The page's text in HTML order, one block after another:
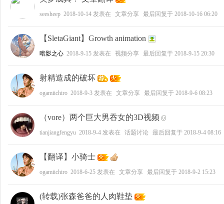
seesheep 2018-10-14 发表在 文章分享 最后回复于 2018-10-16 06:20
【SletaGiant】Growth animation
暗影之心 2018-9-15 发表在 视频分享 最后回复于 2018-9-15 20:30
射精造成的破坏
ogamiichiro 2018-9-3 发表在 文章分享 最后回复于 2018-9-6 08:23
（vore）两个巨大男吞女的3D视频
tianjiangfengyu 2018-9-4 发表在 话题讨论 最后回复于 2018-9-4 08:16
【翻译】小骑士
ogamiichiro 2018-6-25 发表在 文章分享 最后回复于 2018-9-2 15:23
(转载)张森爸爸的人肉鞋垫